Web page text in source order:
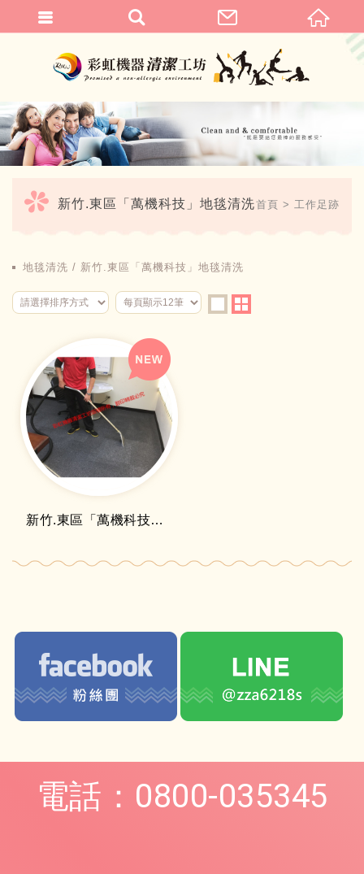
首頁 工作足跡
新竹.東區「萬機科技」地毯清洗
地毯清洗 新竹.東區「萬機科技」地毯清洗
新竹.東區「萬機科技」地毯清洗
電話：0800-035345